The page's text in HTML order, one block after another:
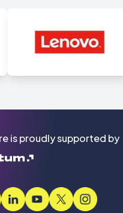
is proudly supported by